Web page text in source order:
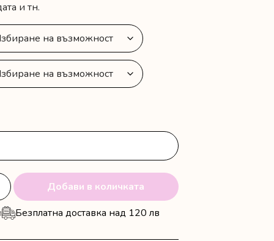
и тн.
Добави в количката
Безплатна доставка над 120 лв